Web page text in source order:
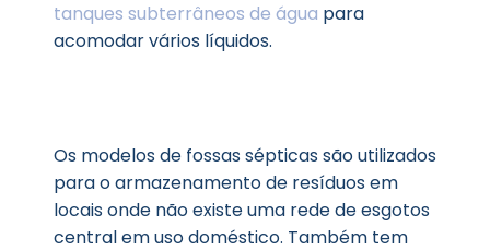
tanques subterrâneos de água para
acomodar vários líquidos.
Os modelos de fossas sépticas são utilizados
para o armazenamento de resíduos em
locais onde não existe uma rede de esgotos
central em uso doméstico. Também tem